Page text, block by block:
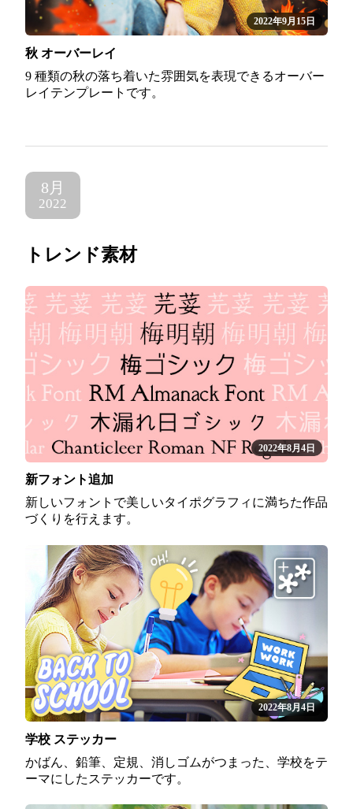
2022年9月15日
秋 オーバーレイ
9 種類の秋の落ち着いた雰囲気を表現できるオーバー
レイテンプレートです。
8月
2022
トレンド素材
2022年8月4日
新フォント追加
新しいフォントで美しいタイポグラフィに満ちた作品
づくりを行えます。
2022年8月4日
学校 ステッカー
かばん、鉛筆、定規、消しゴムがつまった、学校をテ
ーマにしたステッカーです。